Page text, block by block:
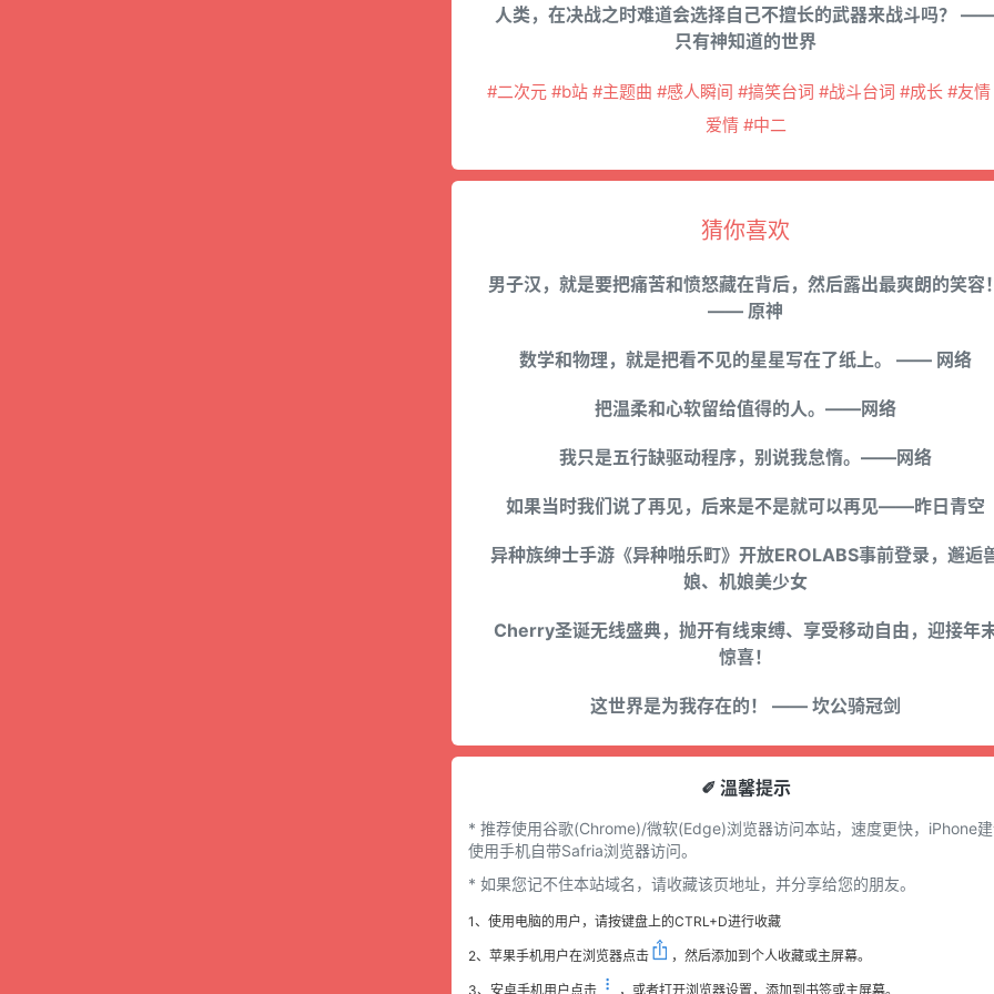
人类，在决战之时难道会选择自己不擅长的武器来战斗吗？
只有神知道的世界
#二次元 #b站 #主题曲 #感人瞬间 #搞笑台词 #战斗台词 #成长 #友情
爱情 #中二
猜你喜欢
男子汉，就是要把痛苦和愤怒藏在背后，然后露出最爽朗的笑容！
—— 原神
数学和物理，就是把看不见的星星写在了纸上。 —— 网络
把温柔和心软留给值得的人。——网络
我只是五行缺驱动程序，别说我怠惰。——网络
如果当时我们说了再见，后来是不是就可以再见——昨日青空
异种族绅士手游《异种啪乐町》开放EROLABS事前登录，邂逅
娘、机娘美少女
Cherry圣诞无线盛典，抛开有线束缚、享受移动自由，迎接年
惊喜！
这世界是为我存在的！ —— 坎公骑冠剑
✐ 溫馨提示
* 推荐使用谷歌(Chrome)/微软(Edge)浏览器访问本站，速度更快，iPhone
使用手机自带Safria浏览器访问。
* 如果您记不住本站域名，请收藏该页地址，并分享给您的朋友。
1、使用电脑的用户，请按键盘上的CTRL+D进行收藏
2、苹果手机用户在浏览器点击 ，然后添加到个人收藏或主屏幕。
3、安卓手机用户点击 ，或者打开浏览器设置，添加到书签或主屏幕。